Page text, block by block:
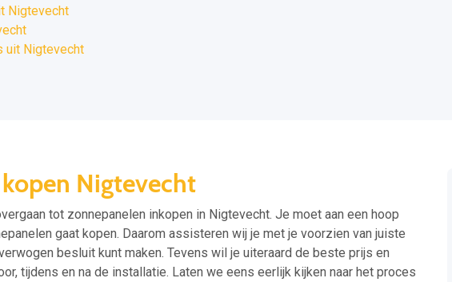
Nigtevecht
uit Nigtevecht
Nigtevecht
tot zonnepanelen inkopen in Nigtevecht. Je moet aan een hoop
gaat kopen. Daarom assisteren wij je met je voorzien van juiste
besluit kunt maken. Tevens wil je uiteraard de beste prijs en
tijdens en na de installatie. Laten we eens eerlijk kijken naar het proces